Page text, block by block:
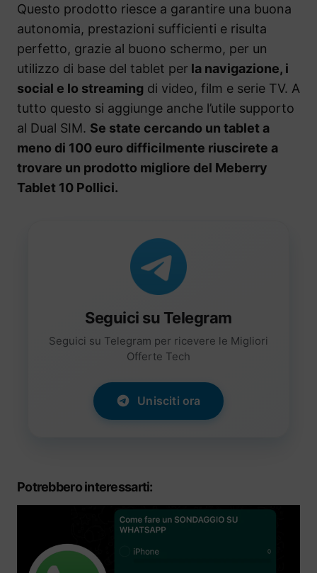
Questo prodotto riesce a garantire una buona
autonomia, prestazioni sufficienti e risulta
perfetto, grazie al buono schermo, per un
utilizzo di base del tablet per la navigazione, i
social e lo streaming di video, film e serie TV. A
tutto questo si aggiunge anche l’utile supporto
al Dual SIM. Se state cercando un tablet a
meno di 100 euro difficilmente riuscirete a
trovare un prodotto migliore del Meberry
Tablet 10 Pollici.
Seguici su Telegram
Seguici su Telegram per ricevere le Migliori
Offerte Tech
Unisciti ora
Potrebbero interessarti: